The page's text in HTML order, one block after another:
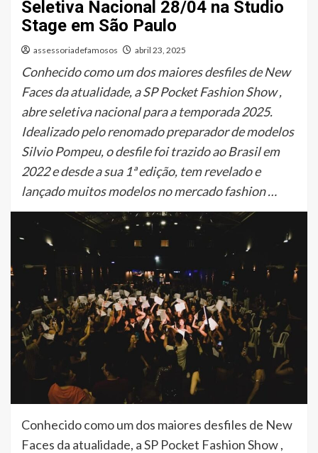
Seletiva Nacional 28/04 na Studio
Stage em São Paulo
assessoriadefamosos abril 23, 2025
Conhecido como um dos maiores desfiles de New
Faces da atualidade, a SP Pocket Fashion Show ,
abre seletiva nacional para a temporada 2025.
Idealizado pelo renomado preparador de modelos
Silvio Pompeu, o desfile foi trazido ao Brasil em
2022 e desde a sua 1ª edição, tem revelado e
lançado muitos modelos no mercado fashion …
Conhecido como um dos maiores desfiles de New
Faces da atualidade, a SP Pocket Fashion Show ,